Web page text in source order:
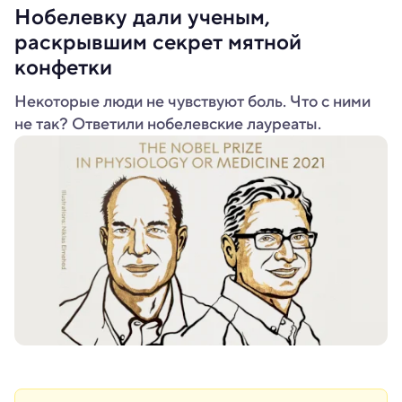
Нобелевку дали ученым,
раскрывшим секрет мятной
конфетки
Некоторые люди не чувствуют боль. Что с ними
не так? Ответили нобелевские лауреаты.